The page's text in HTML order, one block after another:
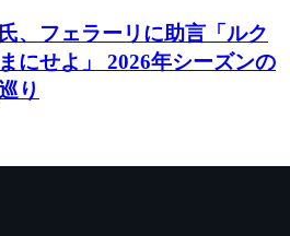
、フェラーリに助言「ルク
にせよ」 2026年シーズンの
り